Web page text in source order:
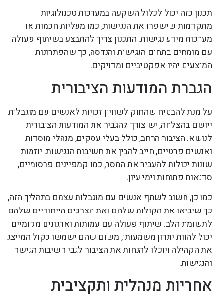
תכנון כזה יכול לכלול השקעה במערכות טכנולוגיות
מתקדמות שישפרו את הנגישות, כמו מעליות חכמות או
מערכות מידע נגישות. התכנון צריך להתבצע בשיתוף פעולה
עם מומחים בתחום הנגישות והנדסה, כך שהפתרונות
המוצעים יהיו אפקטיביים ומדויקים.
הגברת המודעות הציבורית
על מנת להבטיח שהחוק לשוויון זכויות לאנשים עם מוגבלות
ייושם בהצלחה, יש צורך להגביר את המודעות הציבורית
לנושא. הציבור הרחב, כולל בעלי עסקים, מנהלי מוסדות
ואנשים פרטיים, חייב להבין את חשיבות הנגישות. יוזמות
שונות יכולות להעביר את המסר, כמו קמפיינים פרסומיים,
סדנאות פתוחות וימי עיון.
כמו כן, חשוב לשתף אנשים עם מוגבלות עצמם בתהליך הזה,
כך שיביאו את הקולות שלהם ואת הצרכים הייחודיים שלהם
לתשומת הלב. שיתוף פעולה עם עמותות וארגונים מקומיים
יכול להוות יתרון משמעותי, משום שהם ישמשו כקול המייצג
את הקהילה ויוכלו להנחות את הציבור לגבי חשיבות הגישה
והנגישות.
אחריות מנהלית ותקציבית